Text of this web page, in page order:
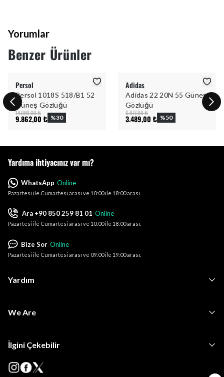
Yorumlar
Benzer Ürünler
Persol
Persol 1018S 518/B1 52
Güneş Gözlüğü
14.089,00 ₺
9.862,00 ₺ %30
Adidas
Adidas 22 20N 55 Güneş
Gözlüğü
6.977,00 ₺
3.489,00 ₺ %50
Yardım
We Are
İlgini Çekebilir
Yardıma ihtiyacınız var mı?
WhatsApp Online
Pazartesi ile Cumartesi arası ve 10:00 ile 18:00 arası.
Ara +90 850 259 81 01 Online
Pazartesi ile Cumartesi arası ve 10:00 ile 18:00 arası.
Bize Sor Online
Pazartesi ile Cumartesi arası ve 09:00 ile 19:00 arası.